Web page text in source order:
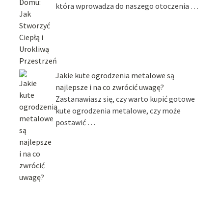
która wprowadza do naszego otoczenia …
Jakie kute ogrodzenia metalowe są
najlepsze i na co zwrócić uwagę?
Zastanawiasz się, czy warto kupić gotowe
kute ogrodzenia metalowe, czy może
postawić …